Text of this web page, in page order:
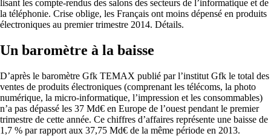
lisant les compte-rendus des salons des secteurs de l’informatique et de
la téléphonie. Crise oblige, les Français ont moins dépensé en produits
électroniques au premier trimestre 2014. Détails.
Un baromètre à la baisse
D’après le baromètre Gfk TEMAX publié par l’institut Gfk le total des
ventes de produits électroniques (comprenant les télécoms, la photo
numérique, la micro-informatique, l’impression et les consommables)
n’a pas dépassé les 37 Md€ en Europe de l’ouest pendant le premier
trimestre de cette année. Ce chiffres d’affaires représente une baisse de
1,7 % par rapport aux 37,75 Md€ de la même période en 2013.